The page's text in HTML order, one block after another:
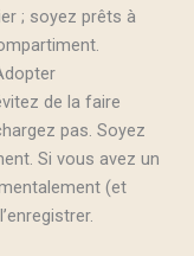
; soyez prêts à
de la faire
pas. Soyez
Si vous avez un
(et